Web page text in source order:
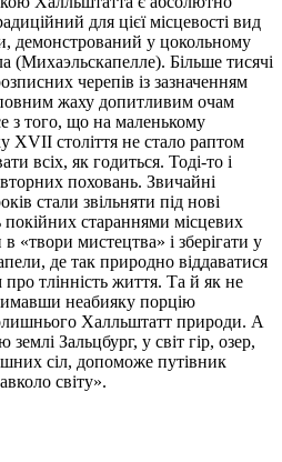
для цієї місцевості вид
демонстрований у цокольному
(Михаэльскапелле). Більше тисячі
черепів із зазначенням
жаху допитливим очам
з того, що на маленькому
XVII століття не стало раптом
всіх, як годиться. Тоді-то і
поховань. Звичайні
стали звільняти під нові
стараннями місцевих
«твори мистецтва» і зберігати у
де так природно віддаватися
тлінність життя. Та й як не
неабияку порцію
Халльштатт природи. А
землі Зальцбург, у світ гір, озер,
сіл, допоможе путівник
світу».